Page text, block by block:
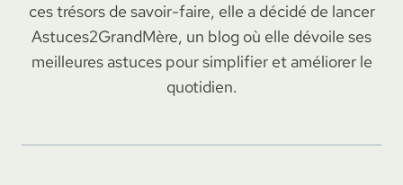
ces trésors de savoir-faire, elle a décidé de lancer
Astuces2GrandMère, un blog où elle dévoile ses
meilleures astuces pour simplifier et améliorer le
quotidien.